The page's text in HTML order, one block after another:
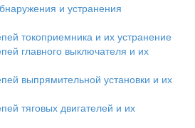
и устранения
токоприемника и их устранение
главного выключателя и их
выпрямительной установки и их
тяговых двигателей и их